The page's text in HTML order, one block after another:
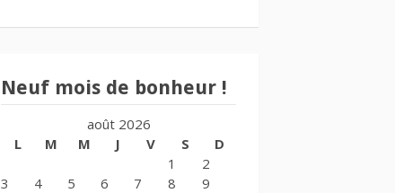
Neuf mois de bonheur !
août 2026
L
M M J V S
D
1
2
3
4 5 6 7 8
9